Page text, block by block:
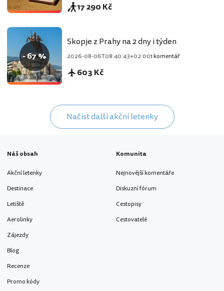
17 290 Kč
- 67 %
Skopje z Prahy na 2 dny i týden
2026-08-06T08:40:43+02:001 komentář
603 Kč
Načíst další akční letenky
Náš obsah
Akční letenky
Destinace
Letiště
Aerolinky
Zájezdy
Blog
Recenze
Promo kódy
Komunita
Nejnovější komentáře
Diskuzní fórum
Cestopisy
Cestovatelé